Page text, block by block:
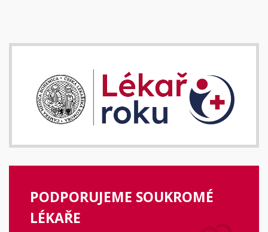
PODPORUJEME SOUKROMÉ
LÉKAŘE